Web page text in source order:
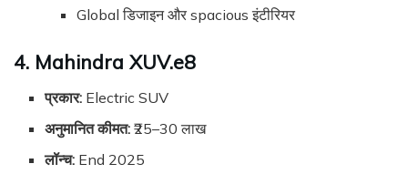
Global डिजाइन और spacious इंटीरियर
4. Mahindra XUV.e8
प्रकार: Electric SUV
अनुमानित कीमत: ₹25–30 लाख
लॉन्च: End 2025